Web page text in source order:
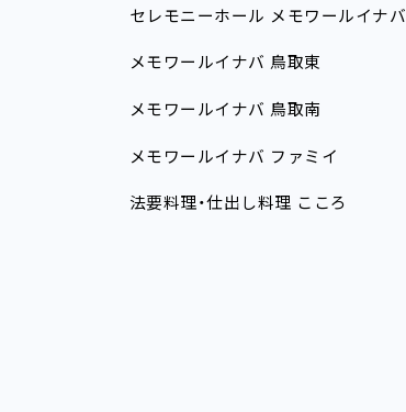
セレモニーホール メモワールイナバ
メモワールイナバ 鳥取東
メモワールイナバ 鳥取南
メモワールイナバ ファミイ
法要料理・仕出し料理 こころ